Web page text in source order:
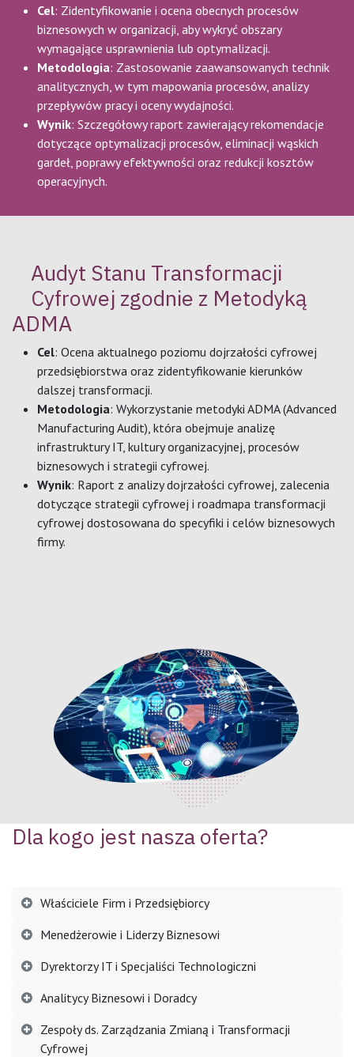
Cel: Zidentyfikowanie i ocena obecnych procesów
biznesowych w organizacji, aby wykryć obszary
wymagające usprawnienia lub optymalizacji.
Metodologia: Zastosowanie zaawansowanych technik
analitycznych, w tym mapowania procesów, analizy
przepływów pracy i oceny wydajności.
Wynik: Szczegółowy raport zawierający rekomendacje
dotyczące optymalizacji procesów, eliminacji wąskich
gardeł, poprawy efektywności oraz redukcji kosztów
operacyjnych.
Audyt Stanu Transformacji
Cyfrowej zgodnie z Metodyką
ADMA
Cel: Ocena aktualnego poziomu dojrzałości cyfrowej
przedsiębiorstwa oraz zidentyfikowanie kierunków
dalszej transformacji.
Metodologia: Wykorzystanie metodyki ADMA (Advanced
Manufacturing Audit), która obejmuje analizę
infrastruktury IT, kultury organizacyjnej, procesów
biznesowych i strategii cyfrowej.
Wynik: Raport z analizy dojrzałości cyfrowej, zalecenia
dotyczące strategii cyfrowej i roadmapa transformacji
cyfrowej dostosowana do specyfiki i celów biznesowych
firmy.
Dla kogo jest nasza oferta?
Właściciele Firm i Przedsiębiorcy
Menedżerowie i Liderzy Biznesowi
Dyrektorzy IT i Specjaliści Technologiczni
Analitycy Biznesowi i Doradcy
Zespoły ds. Zarządzania Zmianą i Transformacji
Cyfrowej